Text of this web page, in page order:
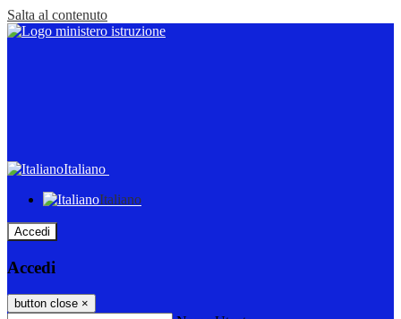
Salta al contenuto
Italiano
Italiano
Accedi
Accedi
button close ×